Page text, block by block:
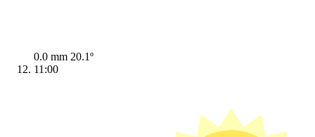
0.0 mm 20.1º
11:00